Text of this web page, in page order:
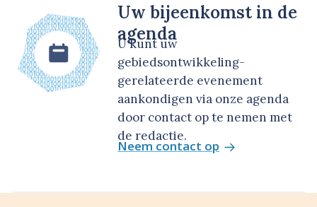
Uw bijeenkomst in de
agenda
U kunt uw
gebiedsontwikkeling-
gerelateerde evenement
aankondigen via onze agenda
door contact op te nemen met
de redactie.
Neem contact op